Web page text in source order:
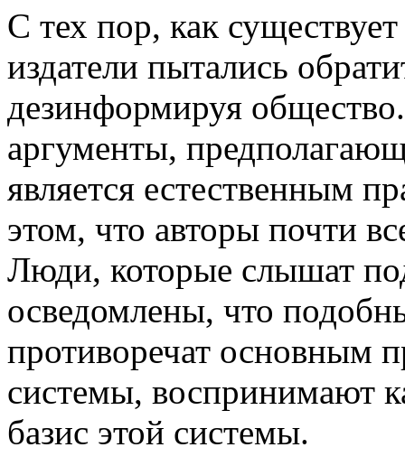
С тех пор, как
издатели пытались
дезинформируя
аргументы,
является естественным
этом, что авторы почти
Люди, которые слышат
осведомлены, что
противоречат основным
системы, воспринимают
базис этой системы.